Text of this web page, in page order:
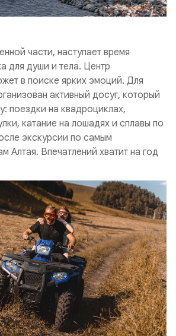
части, наступает время
для души и тела. Центр
в поиске ярких эмоций. Для
активный досуг, который
поездки на квадроциклах,
катание на лошадях и сплавы по
экскурсии по самым
Алтая. Впечатлений хватит на год